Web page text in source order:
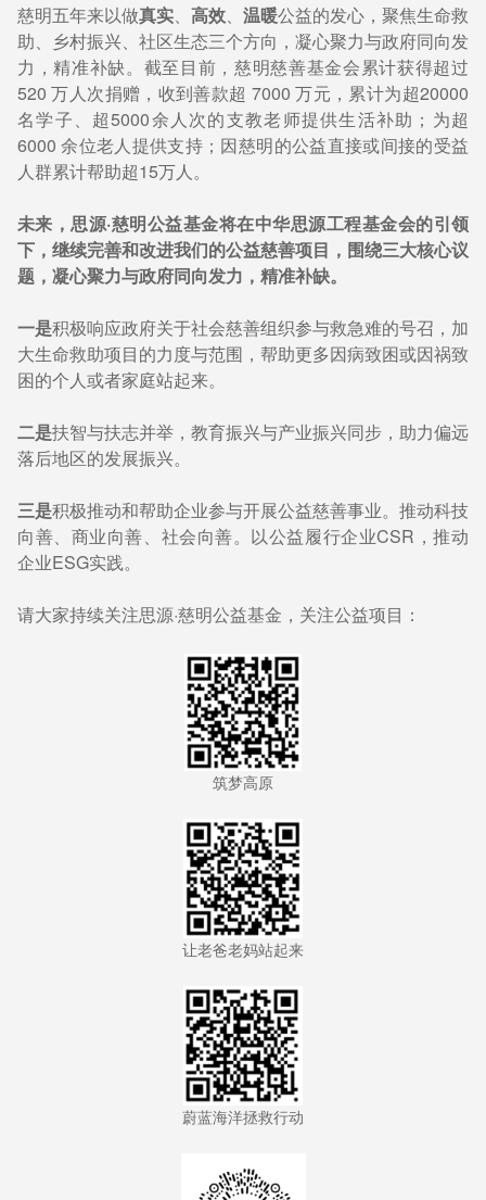
慈明五年来以做真实、 高效、 温暖公益的发心，聚焦生命救
助、乡村振兴、社区生态三个方向，凝心聚力与政府同向发
力，精准补缺。截至目前，慈明慈善基金会累计获得超过
520 万人次捐赠，收到善款超 7000 万元，累计为超20000
名学子、超5000余人次的支教老师提供生活补助；为超
6000 余位老人提供支持；因慈明的公益直接或间接的受益
人群累计帮助超15万人。
未来，思源·慈明公益基金将在中华思源工程基金会的引领
下，继续完善和改进我们的公益慈善项目，围绕三大核心议
题，凝心聚力与政府同向发力，精准补缺。
一是积极响应政府关于社会慈善组织参与救急难的号召，加
大生命救助项目的力度与范围，帮助更多因病致困或因祸致
困的个人或者家庭站起来。
二是扶智与扶志并举，教育振兴与产业振兴同步，助力偏远
落后地区的发展振兴。
三是积极推动和帮助企业参与开展公益慈善事业。推动科技
向善、商业向善、社会向善。以公益履行企业CSR，推动
企业ESG实践。
请大家持续关注思源·慈明公益基金，关注公益项目：
筑梦高原
让老爸老妈站起来
蔚蓝海洋拯救行动